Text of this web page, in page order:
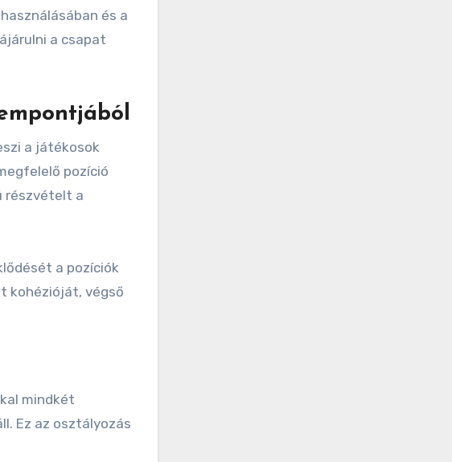
és a
a csapat
a játékosok
pozíció
részvételt a
a pozíciók
kohézióját, végső
mindkét
Ez az osztályozás